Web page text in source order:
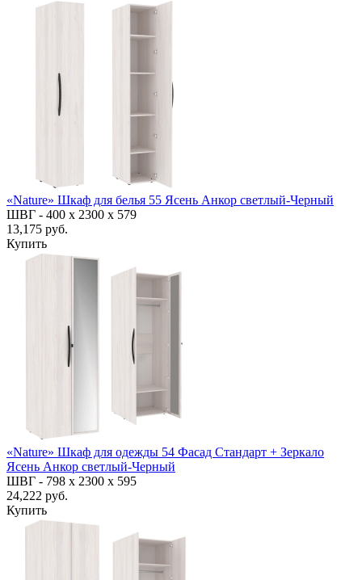
«Nature» Шкаф для белья 55 Ясень Анкор светлый-Черный
ШВГ - 400 х 2300 х 579
13,175 руб.
Купить
«Nature» Шкаф для одежды 54 Фасад Стандарт + Зеркало
Ясень Анкор светлый-Черный
ШВГ - 798 х 2300 х 595
24,222 руб.
Купить